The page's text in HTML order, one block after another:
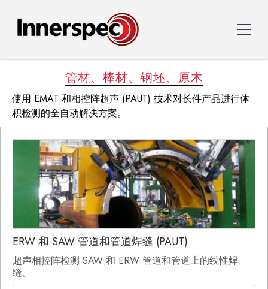
管材、棒材、钢坯、原木
使用 EMAT 和相控阵超声 (PAUT) 技术对长件产品进行体
积检测的全自动解决方案。
ERW 和 SAW 管道和管道焊缝 (PAUT)
超声相控阵检测 SAW 和 ERW 管道和管道上的线性焊
缝。